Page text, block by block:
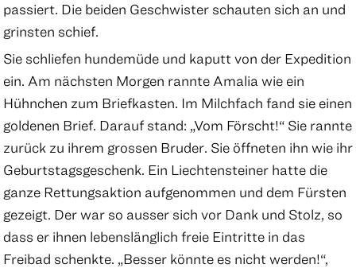
passiert. Die beiden Geschwister schauten sich an und
grinsten schief.
Sie schliefen hundemüde und kaputt von der Expedition
ein. Am nächsten Morgen rannte Amalia wie ein
Hühnchen zum Briefkasten. Im Milchfach fand sie einen
goldenen Brief. Darauf stand: „Vom Förscht!“ Sie rannte
zurück zu ihrem grossen Bruder. Sie öffneten ihn wie ihr
Geburtstagsgeschenk. Ein Liechtensteiner hatte die
ganze Rettungsaktion aufgenommen und dem Fürsten
gezeigt. Der war so ausser sich vor Dank und Stolz, so
dass er ihnen lebenslänglich freie Eintritte in das
Freibad schenkte. „Besser könnte es nicht werden!“,